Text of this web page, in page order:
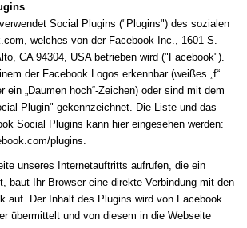
Social Plugins ("Plugins") des sozialen
welches von der Facebook Inc., 1601 S.
CA 94304, USA betrieben wird ("Facebook").
der Facebook Logos erkennbar (weißes „f“
ein „Daumen hoch“-Zeichen) oder sind mit dem
Plugin" gekennzeichnet. Die Liste und das
Social Plugins kann hier eingesehen werden:
plugins.
unseres Internetauftritts aufrufen, die ein
baut Ihr Browser eine direkte Verbindung mit den
auf. Der Inhalt des Plugins wird von Facebook
übermittelt und von diesem in die Webseite